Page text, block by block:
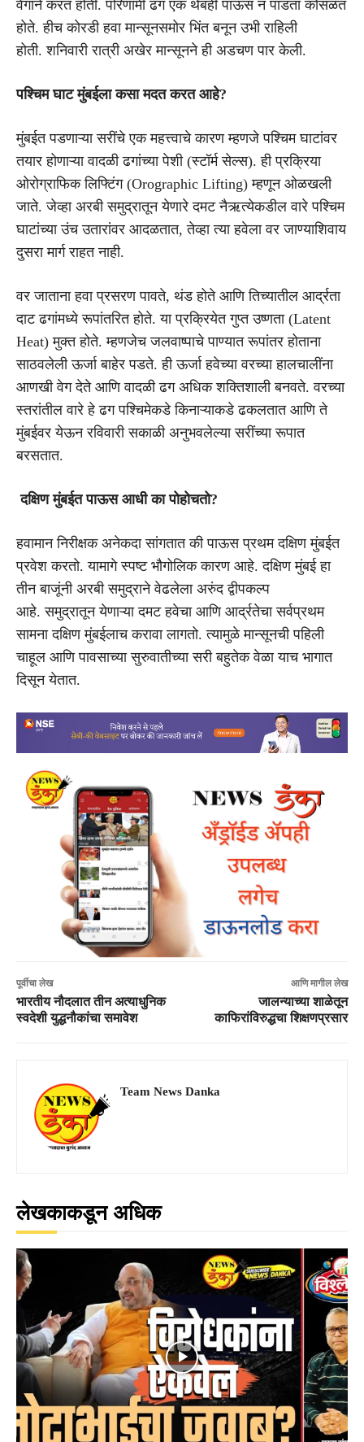
वेगाने करत होती. परिणामी ढग एक थेंबही पाऊस न पाडता कोसळत
होते. हीच कोरडी हवा मान्सूनसमोर भिंत बनून उभी राहिली
होती. शनिवारी रात्री अखेर मान्सूनने ही अडचण पार केली.
पश्चिम घाट मुंबईला कसा मदत करत आहे?
मुंबईत पडणाऱ्या सरींचे एक महत्त्वाचे कारण म्हणजे पश्चिम घाटांवर
तयार होणाऱ्या वादळी ढगांच्या पेशी (स्टॉर्म सेल्स). ही प्रक्रिया
ओरोग्राफिक लिफ्टिंग (Orographic Lifting) म्हणून ओळखली
जाते. जेव्हा अरबी समुद्रातून येणारे दमट नैऋत्येकडील वारे पश्चिम
घाटांच्या उंच उतारांवर आदळतात, तेव्हा त्या हवेला वर जाण्याशिवाय
दुसरा मार्ग राहत नाही.
वर जाताना हवा प्रसरण पावते, थंड होते आणि तिच्यातील आर्द्रता
दाट ढगांमध्ये रूपांतरित होते. या प्रक्रियेत गुप्त उष्णता (Latent
Heat) मुक्त होते. म्हणजेच जलवाष्पाचे पाण्यात रूपांतर होताना
साठवलेली ऊर्जा बाहेर पडते. ही ऊर्जा हवेच्या वरच्या हालचालींना
आणखी वेग देते आणि वादळी ढग अधिक शक्तिशाली बनवते. वरच्या
स्तरांतील वारे हे ढग पश्चिमेकडे किनाऱ्याकडे ढकलतात आणि ते
मुंबईवर येऊन रविवारी सकाळी अनुभवलेल्या सरींच्या रूपात
बरसतात.
दक्षिण मुंबईत पाऊस आधी का पोहोचतो?
हवामान निरीक्षक अनेकदा सांगतात की पाऊस प्रथम दक्षिण मुंबईत
प्रवेश करतो. यामागे स्पष्ट भौगोलिक कारण आहे. दक्षिण मुंबई हा
तीन बाजूंनी अरबी समुद्राने वेढलेला अरुंद द्वीपकल्प
आहे. समुद्रातून येणाऱ्या दमट हवेचा आणि आर्द्रतेचा सर्वप्रथम
सामना दक्षिण मुंबईलाच करावा लागतो. त्यामुळे मान्सूनची पहिली
चाहूल आणि पावसाच्या सुरुवातीच्या सरी बहुतेक वेळा याच भागात
दिसून येतात.
पूर्वीचा लेख
भारतीय नौदलात तीन अत्याधुनिक
स्वदेशी युद्धनौकांचा समावेश
आणि मागील लेख
जालन्याच्या शाळेतून
काफिरांविरुद्धचा शिक्षणप्रसार
Team News Danka
लेखकाकडून अधिक